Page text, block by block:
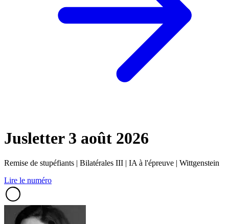
Jusletter 3 août 2026
Remise de stupéfiants | Bilatérales III | IA à l'épreuve | Wittgenstein
Lire le numéro